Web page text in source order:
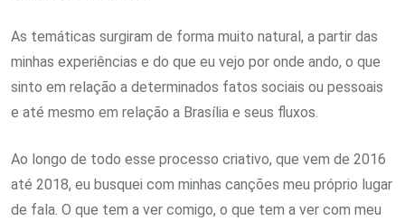
As temáticas surgiram de forma muito natural, a partir das
minhas experiências e do que eu vejo por onde ando, o que
sinto em relação a determinados fatos sociais ou pessoais
e até mesmo em relação a Brasília e seus fluxos.
Ao longo de todo esse processo criativo, que vem de 2016
até 2018, eu busquei com minhas canções meu próprio lugar
de fala. O que tem a ver comigo, o que tem a ver com meu